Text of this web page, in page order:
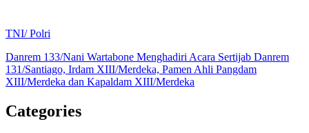
TNI/ Polri
Danrem 133/Nani Wartabone Menghadiri Acara Sertijab Danrem
131/Santiago, Irdam XIII/Merdeka, Pamen Ahli Pangdam
XIII/Merdeka dan Kapaldam XIII/Merdeka
Categories